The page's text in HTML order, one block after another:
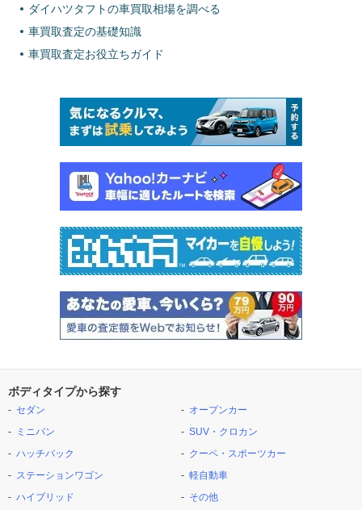
ダイハツタフトの車買取相場を調べる
車買取査定の基礎知識
車買取査定お役立ちガイド
ボディタイプから探す
セダン
ミニバン
ハッチバック
ステーションワゴン
ハイブリッド
オープンカー
SUV・クロカン
クーペ・スポーツカー
軽自動車
その他